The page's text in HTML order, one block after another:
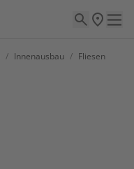
/ Innenausbau / Fliesen